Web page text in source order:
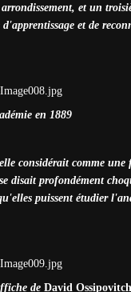
et un
et de
en 1889
considérait comme une
disait profondément
puissent étudier
de David